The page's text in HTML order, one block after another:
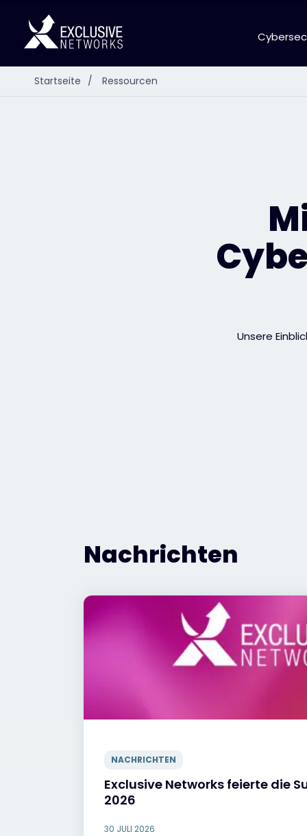
Startseite / Ressourcen
Unsere
Nachrichten
NACHRICHTEN
Exclusive Networks feierte die
2026
30 JULI 2026